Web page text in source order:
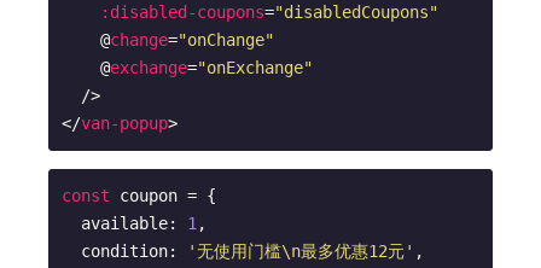
:disabled-coupons="disabledCoupons"
    @
change="onChange"
    @
exchange="onExchange"
  />
</van-popup>
const coupon = {
  available:
1 ,
  condition:
'无使用门槛\n最多优惠12元' ,